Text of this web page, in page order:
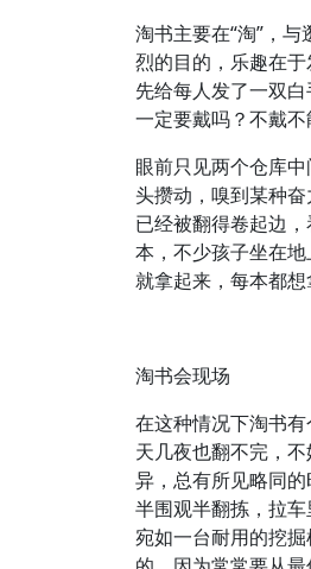
淘书主要在“淘”，
烈的目的，乐趣在
先给每人发了一双
一定要戴吗？不戴不
眼前只见两个仓库
头攒动，嗅到某种
已经被翻得卷起边
本，不少孩子坐在
就拿起来，每本都想
淘书会现场
在这种情况下淘书
天几夜也翻不完，
异，总有所见略同
半围观半翻拣，拉
宛如一台耐用的挖